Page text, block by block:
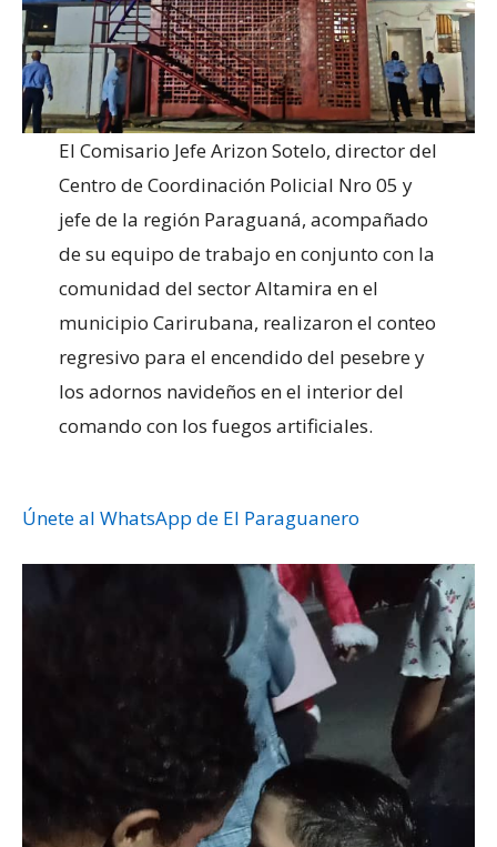
El Comisario Jefe Arizon Sotelo, director del
Centro de Coordinación Policial Nro 05 y
jefe de la región Paraguaná, acompañado
de su equipo de trabajo en conjunto con la
comunidad del sector Altamira en el
municipio Carirubana, realizaron el conteo
regresivo para el encendido del pesebre y
los adornos navideños en el interior del
comando con los fuegos artificiales.
Únete al WhatsApp de El Paraguanero